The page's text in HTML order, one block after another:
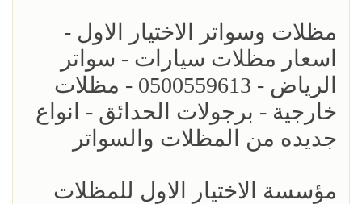
مظلات وسواتر الاختيار الاول -
اسعار مظلات سيارات - سواتر
الرياض - 0500559613 - مظلات
خارجية - برجولات الحدائق - انواع
جديده من المظلات والسواتر
مؤسسة الاختيار الاول للمظلات